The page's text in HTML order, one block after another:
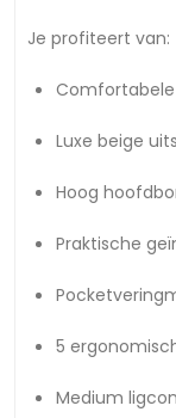
Je profiteert van:
Luxe beige
Hoog
Praktische
5
Medium